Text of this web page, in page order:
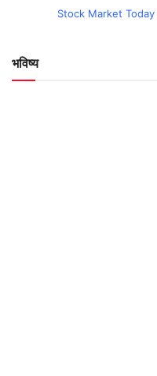
Stock Market Today
भविष्य